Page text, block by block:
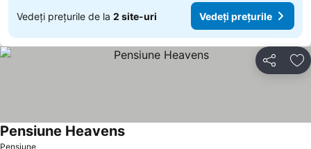
Vedeți prețurile de la 2 site-uri Vedeți prețurile
Distribuiți
Pensiune
Pensiune Heavens